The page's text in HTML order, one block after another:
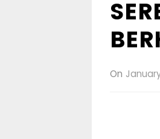
On